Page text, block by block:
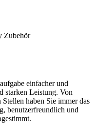
Zubehör
einfacher und
starken Leistung. Von
haben Sie immer das
benutzerfreundlich und